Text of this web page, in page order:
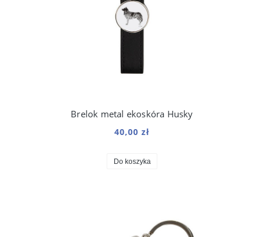
Brelok metal ekoskóra Husky
40,00 zł
Do koszyka